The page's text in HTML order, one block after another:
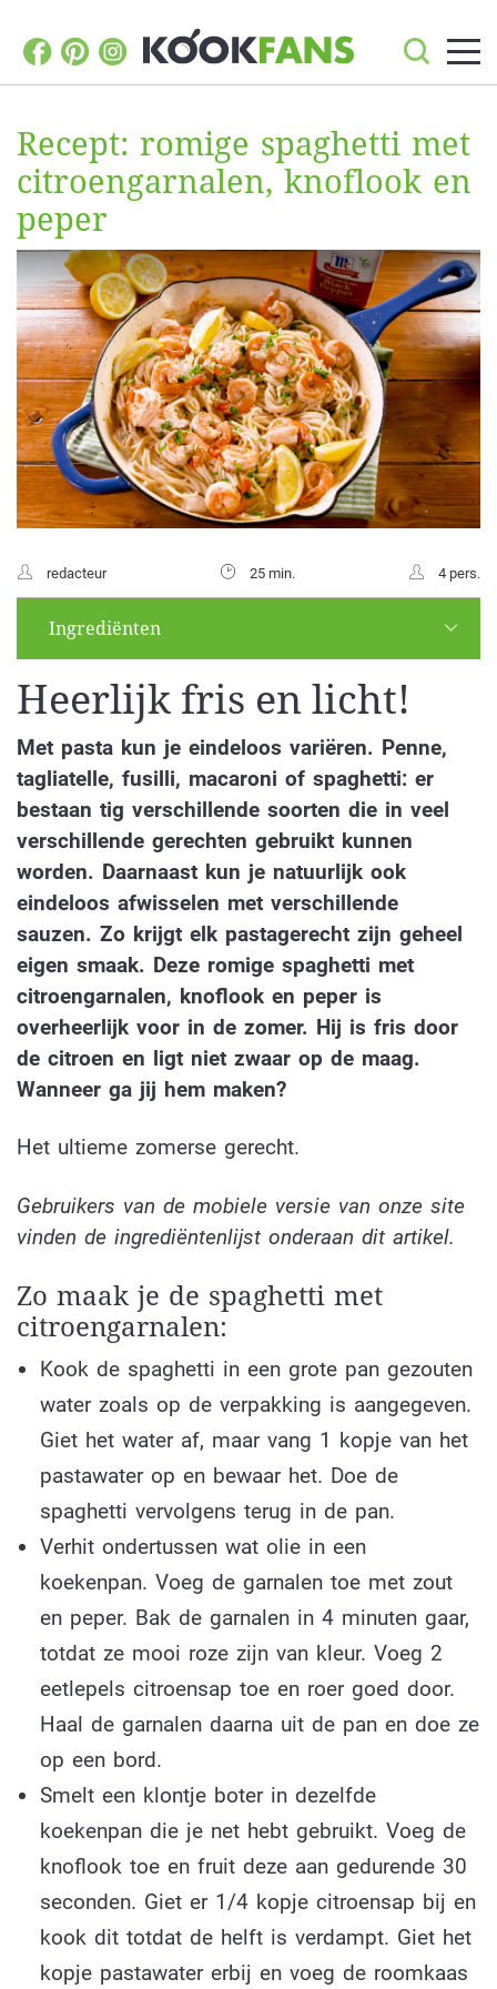
Recept: romige spaghetti met
citroengarnalen, knoflook en
peper
redacteur 25 min. 4 pers.
Ingrediënten
Heerlijk fris en licht!
Met pasta kun je eindeloos variëren. Penne,
tagliatelle, fusilli, macaroni of spaghetti: er
bestaan tig verschillende soorten die in veel
verschillende gerechten gebruikt kunnen
worden. Daarnaast kun je natuurlijk ook
eindeloos afwisselen met verschillende
sauzen. Zo krijgt elk pastagerecht zijn geheel
eigen smaak. Deze romige spaghetti met
citroengarnalen, knoflook en peper is
overheerlijk voor in de zomer. Hij is fris door
de citroen en ligt niet zwaar op de maag.
Wanneer ga jij hem maken?
Het ultieme zomerse gerecht.
Gebruikers van de mobiele versie van onze site
vinden de ingrediëntenlijst onderaan dit artikel.
Zo maak je de spaghetti met
citroengarnalen:
Kook de spaghetti in een grote pan gezouten
water zoals op de verpakking is aangegeven.
Giet het water af, maar vang 1 kopje van het
pastawater op en bewaar het. Doe de
spaghetti vervolgens terug in de pan.
Verhit ondertussen wat olie in een
koekenpan. Voeg de garnalen toe met zout
en peper. Bak de garnalen in 4 minuten gaar,
totdat ze mooi roze zijn van kleur. Voeg 2
eetlepels citroensap toe en roer goed door.
Haal de garnalen daarna uit de pan en doe ze
op een bord.
Smelt een klontje boter in dezelfde
koekenpan die je net hebt gebruikt. Voeg de
knoflook toe en fruit deze aan gedurende 30
seconden. Giet er 1/4 kopje citroensap bij en
kook dit totdat de helft is verdampt. Giet het
kopje pastawater erbij en voeg de roomkaas